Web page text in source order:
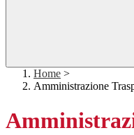
Home >
Amministrazione